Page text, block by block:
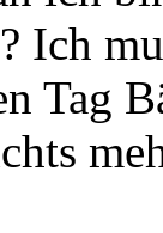
Ich
Tag